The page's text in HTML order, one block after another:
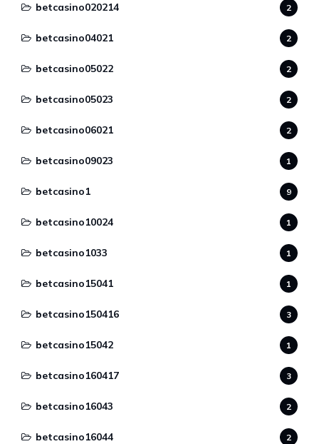
betcasino020214 2
betcasino04021 2
betcasino05022 2
betcasino05023 2
betcasino06021 2
betcasino09023 1
betcasino1 9
betcasino10024 1
betcasino1033 1
betcasino15041 1
betcasino150416 3
betcasino15042 1
betcasino160417 3
betcasino16043 2
betcasino16044 2